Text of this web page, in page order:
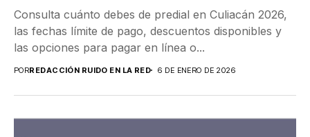
Consulta cuánto debes de predial en Culiacán 2026,
las fechas límite de pago, descuentos disponibles y
las opciones para pagar en línea o...
PORREDACCIÓN RUIDO EN LA RED 6 DE ENERO DE 2026